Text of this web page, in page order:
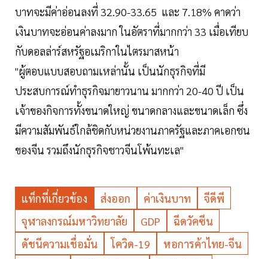
บาทจะมีค่าอ่อนลงที่ 32.90-33.65 และ 7.18% คาดว่า
เงินบาทจะอ่อนค่าลงมาก ในอัตราที่มากกว่า 33 เมื่อเทียบ
กับดอลล่าร์สหรัฐอเมริกาในไตรมาสหน้า
"ผู้ตอบแบบสอบถามเหล่านั้น เป็นนักธุรกิจที่มี
ประสบการณ์ทำธุรกิจมายาวนาน มากกว่า 20-40 ปี เป็น
เจ้าของกิจการทั้งขนาดใหญ่ ขนาดกลางและขนาดเล็ก ซึ่ง
มีความสัมพันธ์ใกล้ชิดกับหน่วยงานภาครัฐและภาคเอกชน
ของจีน รวมถึงนักธุรกิจชาวจีนโพ้นทะเล"
แท็กที่เกี่ยวข้อง ส่งออก ค่าเงินบาท
จีดีพี
จุฬาลงกรณ์มหาวิทยาลัย
GDP
ฉีดวัคซีน
ดัชนีความเชื่อมั่น
โควิด-19
หอการค้าไทย-จีน